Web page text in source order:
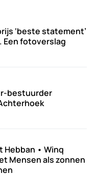
‘beste statement’
Een fotoverslag
bestuurder
Hebban • Winq
Mensen als zonnen